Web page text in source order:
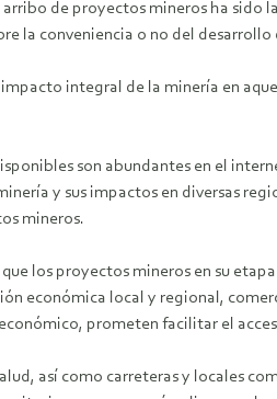
de proyectos mineros ha
la conveniencia o no del desarrollo
integral de la minería en
son abundantes en el
y sus impactos en diversas
mineros.
los proyectos mineros en su
económica local y regional,
prometen facilitar el
así como carreteras y locales